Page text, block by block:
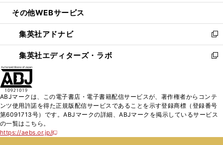
開
ウ
開
く
ン
ウ
で
開
く
ウ
ン
ド
ウ
で
し
ウ
ィ
ン
ド
く
その他WEBサービス
集英社アドナビ
新
し
い
ド
ウ
で
集英社エディターズ・ラボ
新
ィ
ン
ド
ABJマークは、この電子書店・電子書籍配信サービスが、著作権者からコンテ
ンツ使用許諾を得た正規版配信サービスであることを示す登録商標（登録番号
第6091713号）です。ABJマークの詳細、ABJマークを掲示しているサービス
の一覧はこちら。
https://aebs.or.jp/
新